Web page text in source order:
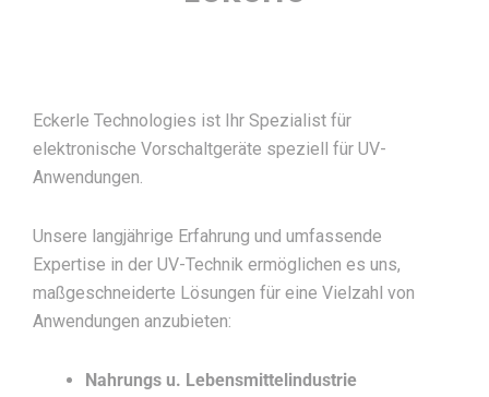
Eckerle Technologies ist Ihr Spezialist für
elektronische Vorschaltgeräte speziell für UV-
Anwendungen.
Unsere langjährige Erfahrung und umfassende
Expertise in der UV-Technik ermöglichen es uns,
maßgeschneiderte Lösungen für eine Vielzahl von
Anwendungen anzubieten:
Nahrungs u. Lebensmittelindustrie